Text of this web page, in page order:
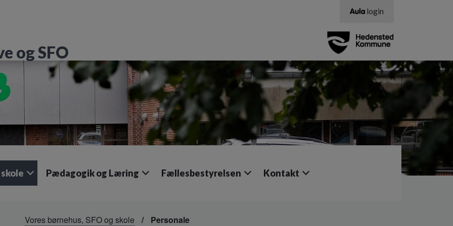
og SFO
login
Pædagogik og Læring Fællesbestyrelsen Kontakt
Vores børnehus, SFO og skole Personale